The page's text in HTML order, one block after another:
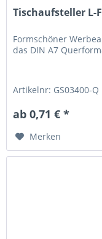
Tischaufsteller L-
Formschöner
das DIN A7
Artikelnr: GS03400-Q
ab 0,71 € *
Merken